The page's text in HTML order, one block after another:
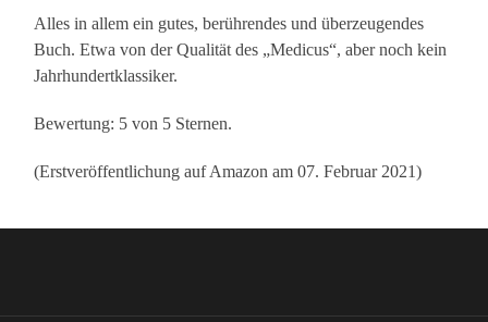
Alles in allem ein gutes, berührendes und überzeugendes
Buch. Etwa von der Qualität des „Medicus“, aber noch kein
Jahrhundertklassiker.
Bewertung: 5 von 5 Sternen.
(Erstveröffentlichung auf Amazon am 07. Februar 2021)